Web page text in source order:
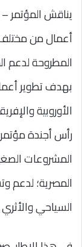
أعمال من مختلف
المطروحة لدعم
بهدف تطوير
الأوروبية
رأس أجندة
المشروعات
المصرية؛ لدعم
السياحي